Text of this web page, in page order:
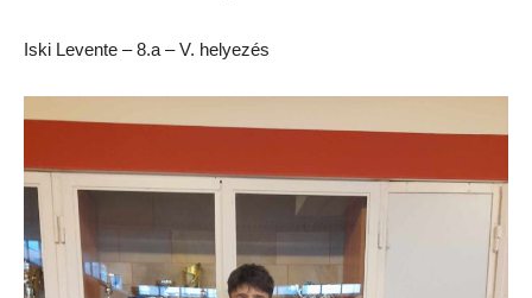
Iski Levente – 8.a – V. helyezés